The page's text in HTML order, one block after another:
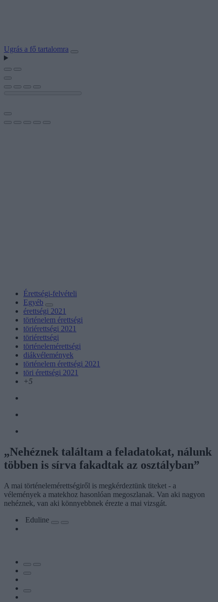
Ugrás a fő tartalomra
Érettségi-felvételi
Egyéb
érettségi 2021
történelem érettségi
töriérettségi 2021
töriérettségi
történelemérettségi
diákvélemények
történelem érettségi 2021
töri érettségi 2021
+5
„Nehéznek találtam a feladatokat, nálunk
többen is sírva fakadtak az osztályban”
A mai történelemérettségiről is megkérdeztünk titeket - a
vélemények a matekhoz hasonlóan megoszlanak. Van aki nagyon
nehéznek, van aki könnyebbnek érezte a mai vizsgát.
Eduline